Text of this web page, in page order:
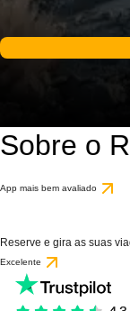
Sobre o
App mais bem avaliado
Reserve e gira as suas
Excelente